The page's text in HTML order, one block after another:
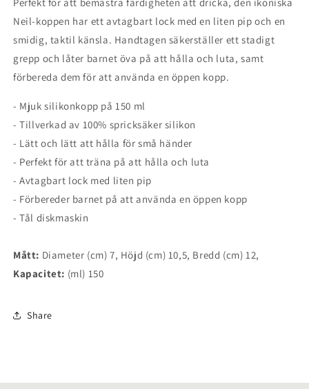
Neil-koppen har ett avtagbart lock med en liten pip och en
smidig, taktil känsla. Handtagen säkerställer ett stadigt
grepp och låter barnet öva på att hålla och luta, samt
förbereda dem för att använda en öppen kopp.
- Mjuk silikonkopp på 150 ml
- Tillverkad av 100% spricksäker silikon
- Lätt och lätt att hålla för små händer
- Perfekt för att träna på att hålla och luta
- Avtagbart lock med liten pip
- Förbereder barnet på att använda en öppen kopp
- Tål diskmaskin
Mått: Diameter (cm) 7, Höjd (cm) 10,5, Bredd (cm) 12,
Kapacitet: (ml) 150
Share